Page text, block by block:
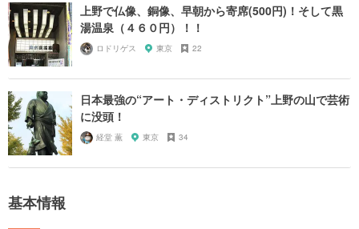
上野で仏像、銅像、早朝から寄席(500円)！そして黒
湯温泉（４６０円）！！
ロドリゲス 東京 22
日本最強の“アート・ディストリクト”上野の山で芸術
に没頭！
経堂 薫 東京 34
基本情報